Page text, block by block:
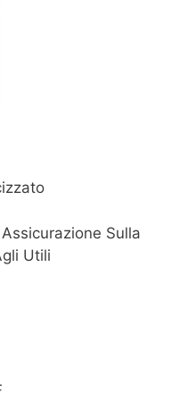
Sulla
Utili